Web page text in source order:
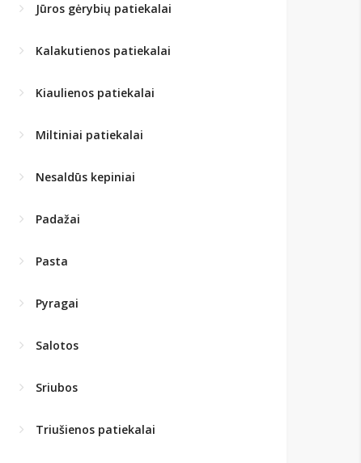
Jūros gėrybių patiekalai
Kalakutienos patiekalai
Kiaulienos patiekalai
Miltiniai patiekalai
Nesaldūs kepiniai
Padažai
Pasta
Pyragai
Salotos
Sriubos
Triušienos patiekalai